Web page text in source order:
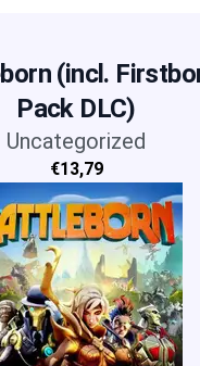
(incl.
Pack DLC)
Uncategorized
€13,79